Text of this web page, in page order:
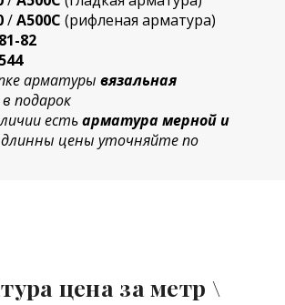
/А500С (рифленая арматура)
82
арматуры вязальная
в подарок
естьарматура мерной и
длинны цены уточняйте по
цена за метр \